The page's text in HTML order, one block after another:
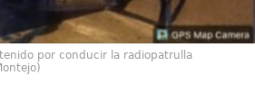
por conducir la radiopatrulla